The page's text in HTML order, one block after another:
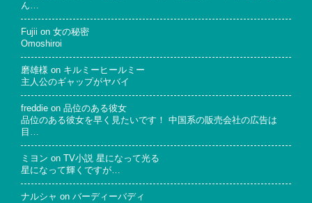
ん…
Fujii on 女の秘密
Omoshiroi
磨雄様 on キルミーヒールミー
主人公のギャップがヤバイ
freddie on 品位のある彼女
品位のある彼女を早く見たいです！ 中国系の販売会社の広告は
目…
ミヨン on
TV小説 星になって光る
星になって輝くですが…
ナルシャ on バーディーバディ